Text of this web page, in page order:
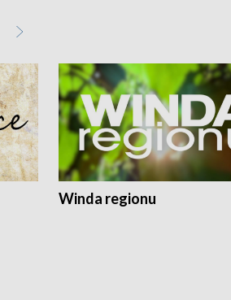
Winda regionu